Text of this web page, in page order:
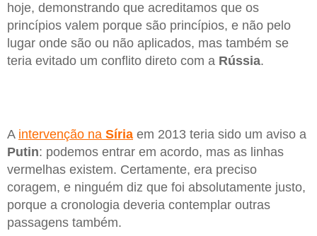
hoje, demonstrando que acreditamos que os
princípios valem porque são princípios, e não pelo
lugar onde são ou não aplicados, mas também se
teria evitado um conflito direto com a Rússia.
A intervenção na Síria em 2013 teria sido um aviso a
Putin: podemos entrar em acordo, mas as linhas
vermelhas existem. Certamente, era preciso
coragem, e ninguém diz que foi absolutamente justo,
porque a cronologia deveria contemplar outras
passagens também.